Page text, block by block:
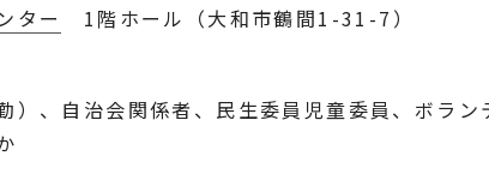
ター
1階ホール（大和市鶴間1-31-7）
）、自治会関係者、民生委員児童委員、ボラ